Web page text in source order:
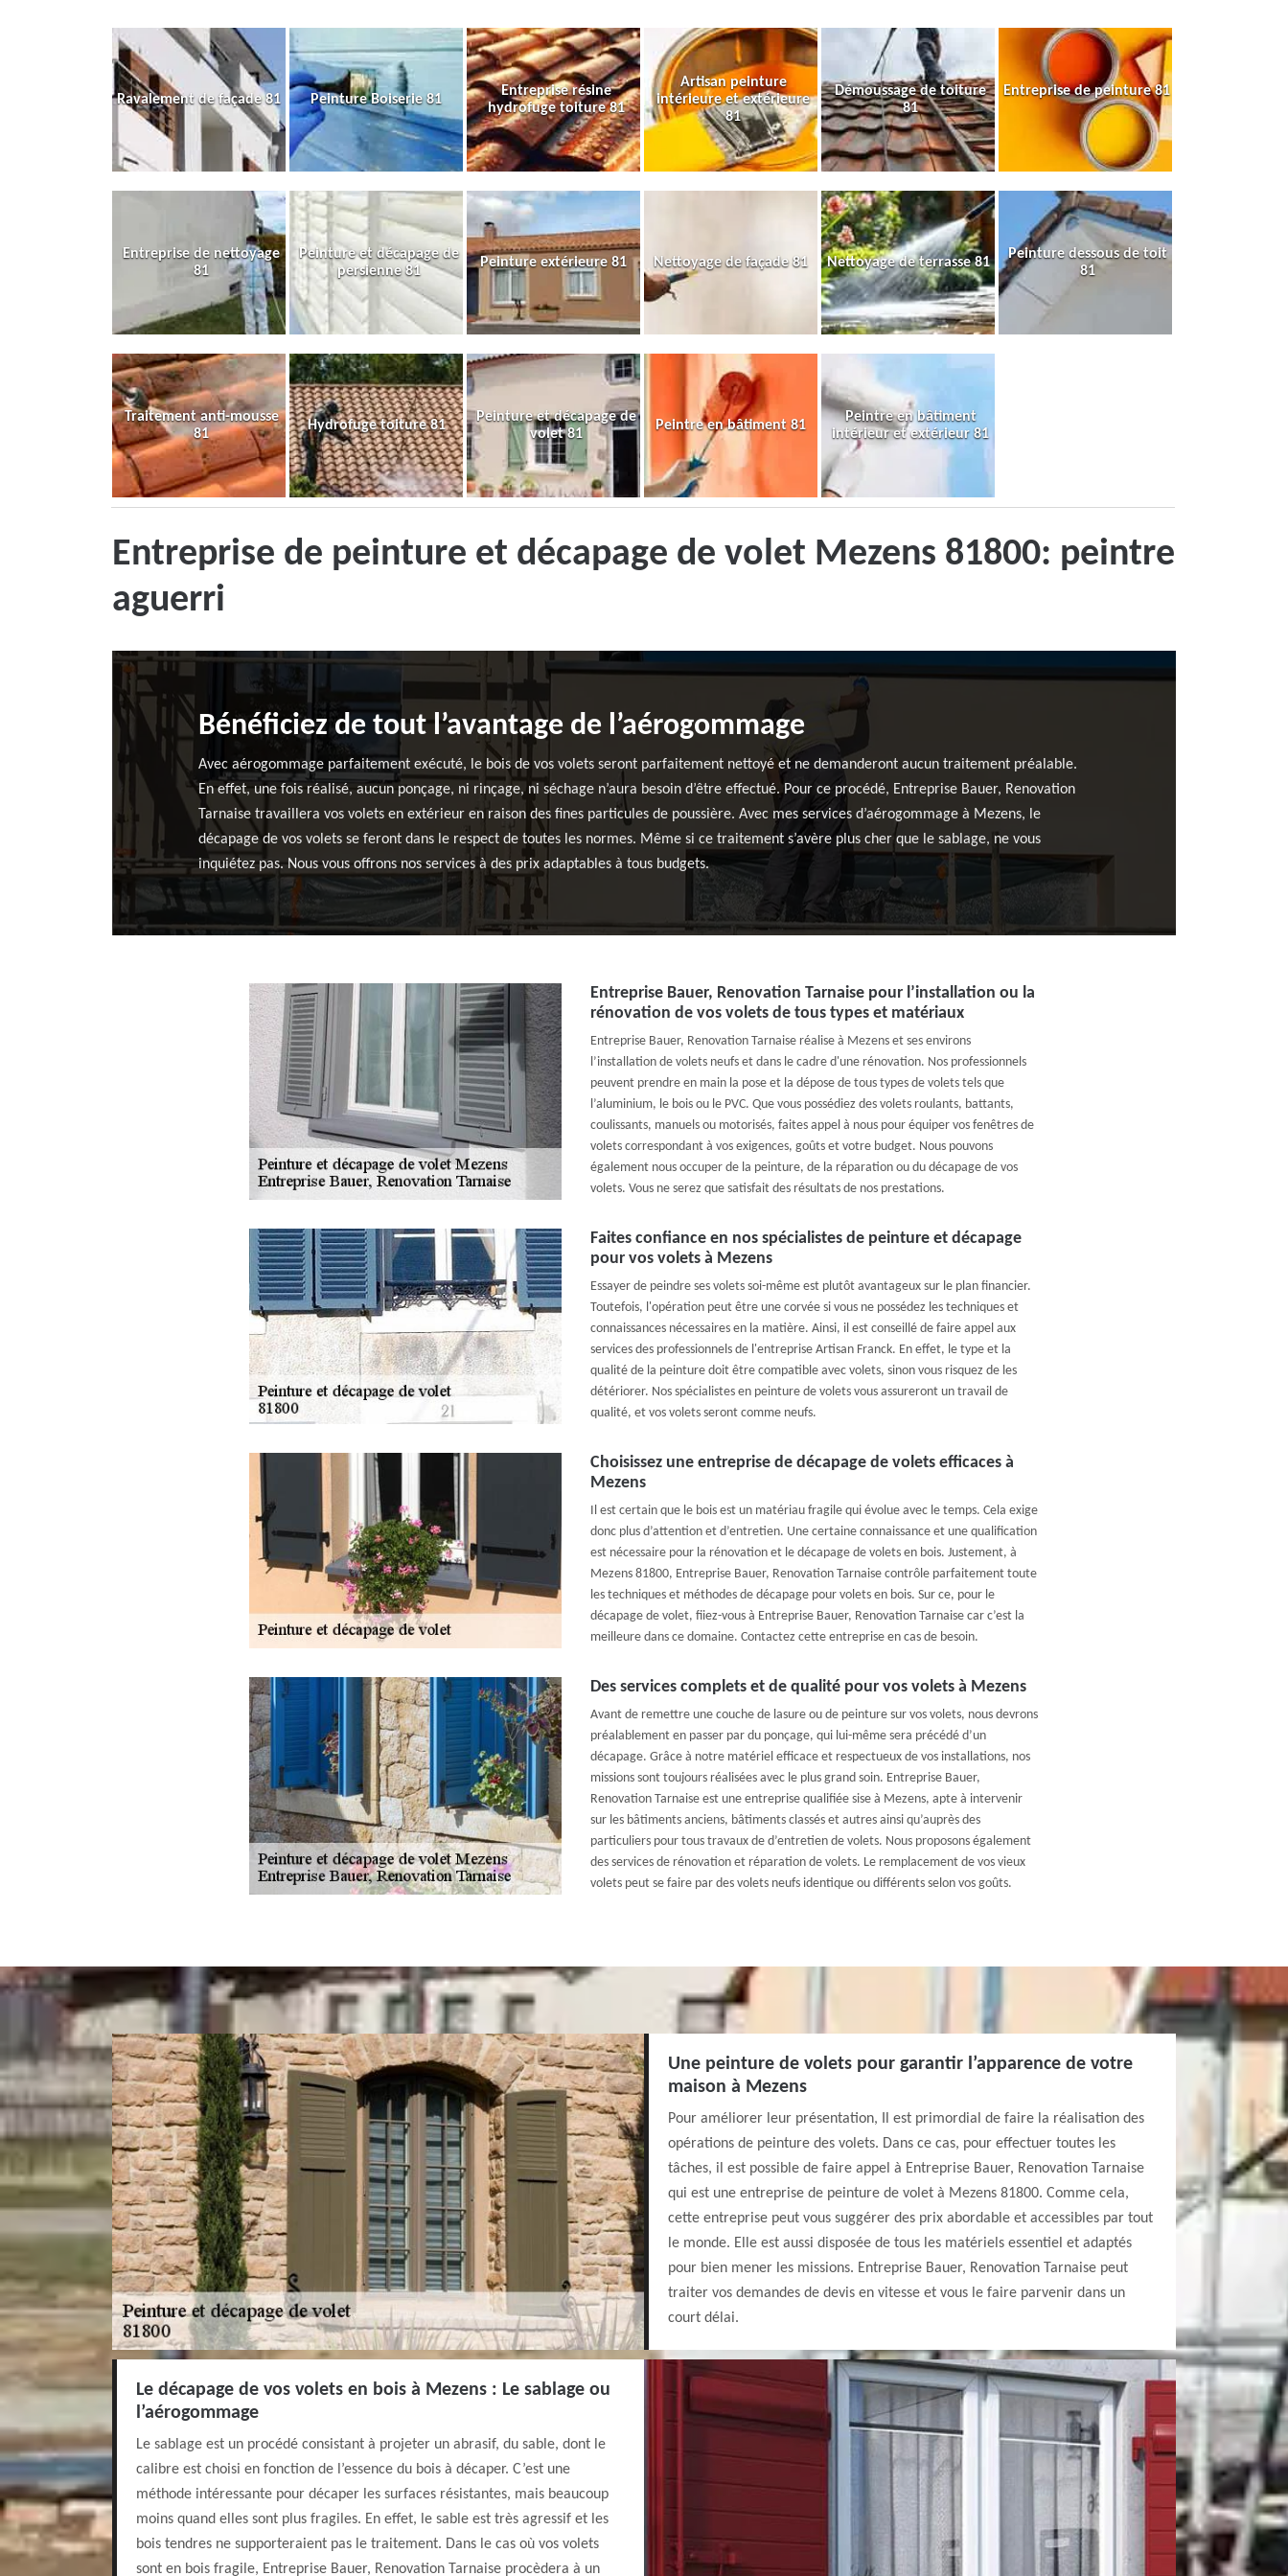
Ravalement de façade 81 Peinture Boiserie 81
Entreprise résine
hydrofuge toiture 81
Artisan peinture
intérieure et extérieure
81
Démoussage de toiture
81
Entreprise de peinture 81
Entreprise de nettoyage
81
Peinture et décapage de
persienne 81
Peinture extérieure 81 Nettoyage de façade 81 Nettoyage de terrasse 81
Peinture dessous de toit
81
Traitement anti-mousse
81
Hydrofuge toiture 81
Peinture et décapage de
volet 81
Peintre en bâtiment 81
Peintre en bâtiment
intérieur et extérieur 81
Entreprise de peinture et décapage de volet Mezens 81800: peintre
aguerri
Bénéficiez de tout l’avantage de l’aérogommage
Avec aérogommage parfaitement exécuté, le bois de vos volets seront parfaitement nettoyé et ne demanderont aucun traitement préalable.
En effet, une fois réalisé, aucun ponçage, ni rinçage, ni séchage n’aura besoin d’être effectué. Pour ce procédé, Entreprise Bauer, Renovation
Tarnaise travaillera vos volets en extérieur en raison des fines particules de poussière. Avec mes services d’aérogommage à Mezens, le
décapage de vos volets se feront dans le respect de toutes les normes. Même si ce traitement s’avère plus cher que le sablage, ne vous
inquiétez pas. Nous vous offrons nos services à des prix adaptables à tous budgets.
Entreprise Bauer, Renovation Tarnaise pour l’installation ou la
rénovation de vos volets de tous types et matériaux
Entreprise Bauer, Renovation Tarnaise réalise à Mezens et ses environs
l’installation de volets neufs et dans le cadre d'une rénovation. Nos professionnels
peuvent prendre en main la pose et la dépose de tous types de volets tels que
l’aluminium, le bois ou le PVC. Que vous possédiez des volets roulants, battants,
coulissants, manuels ou motorisés, faites appel à nous pour équiper vos fenêtres de
volets correspondant à vos exigences, goûts et votre budget. Nous pouvons
également nous occuper de la peinture, de la réparation ou du décapage de vos
volets. Vous ne serez que satisfait des résultats de nos prestations.
Faites confiance en nos spécialistes de peinture et décapage
pour vos volets à Mezens
Essayer de peindre ses volets soi-même est plutôt avantageux sur le plan financier.
Toutefois, l'opération peut être une corvée si vous ne possédez les techniques et
connaissances nécessaires en la matière. Ainsi, il est conseillé de faire appel aux
services des professionnels de l'entreprise Artisan Franck. En effet, le type et la
qualité de la peinture doit être compatible avec volets, sinon vous risquez de les
détériorer. Nos spécialistes en peinture de volets vous assureront un travail de
qualité, et vos volets seront comme neufs.
Choisissez une entreprise de décapage de volets efficaces à
Mezens
Il est certain que le bois est un matériau fragile qui évolue avec le temps. Cela exige
donc plus d’attention et d’entretien. Une certaine connaissance et une qualification
est nécessaire pour la rénovation et le décapage de volets en bois. Justement, à
Mezens 81800, Entreprise Bauer, Renovation Tarnaise contrôle parfaitement toute
les techniques et méthodes de décapage pour volets en bois. Sur ce, pour le
décapage de volet, fiiez-vous à Entreprise Bauer, Renovation Tarnaise car c’est la
meilleure dans ce domaine. Contactez cette entreprise en cas de besoin.
Des services complets et de qualité pour vos volets à Mezens
Avant de remettre une couche de lasure ou de peinture sur vos volets, nous devrons
préalablement en passer par du ponçage, qui lui-même sera précédé d’un
décapage. Grâce à notre matériel efficace et respectueux de vos installations, nos
missions sont toujours réalisées avec le plus grand soin. Entreprise Bauer,
Renovation Tarnaise est une entreprise qualifiée sise à Mezens, apte à intervenir
sur les bâtiments anciens, bâtiments classés et autres ainsi qu’auprès des
particuliers pour tous travaux de d’entretien de volets. Nous proposons également
des services de rénovation et réparation de volets. Le remplacement de vos vieux
volets peut se faire par des volets neufs identique ou différents selon vos goûts.
Une peinture de volets pour garantir l’apparence de votre
maison à Mezens
Pour améliorer leur présentation, Il est primordial de faire la réalisation des
opérations de peinture des volets. Dans ce cas, pour effectuer toutes les
tâches, il est possible de faire appel à Entreprise Bauer, Renovation Tarnaise
qui est une entreprise de peinture de volet à Mezens 81800. Comme cela,
cette entreprise peut vous suggérer des prix abordable et accessibles par tout
le monde. Elle est aussi disposée de tous les matériels essentiel et adaptés
pour bien mener les missions. Entreprise Bauer, Renovation Tarnaise peut
traiter vos demandes de devis en vitesse et vous le faire parvenir dans un
court délai.
Le décapage de vos volets en bois à Mezens : Le sablage ou
l’aérogommage
Le sablage est un procédé consistant à projeter un abrasif, du sable, dont le
calibre est choisi en fonction de l’essence du bois à décaper. C’est une
méthode intéressante pour décaper les surfaces résistantes, mais beaucoup
moins quand elles sont plus fragiles. En effet, le sable est très agressif et les
bois tendres ne supporteraient pas le traitement. Dans le cas où vos volets
sont en bois fragile, Entreprise Bauer, Renovation Tarnaise procèdera à un